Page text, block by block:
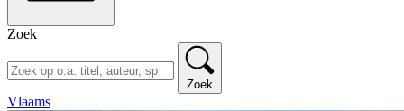
Zoek
Zoek
Vlaams